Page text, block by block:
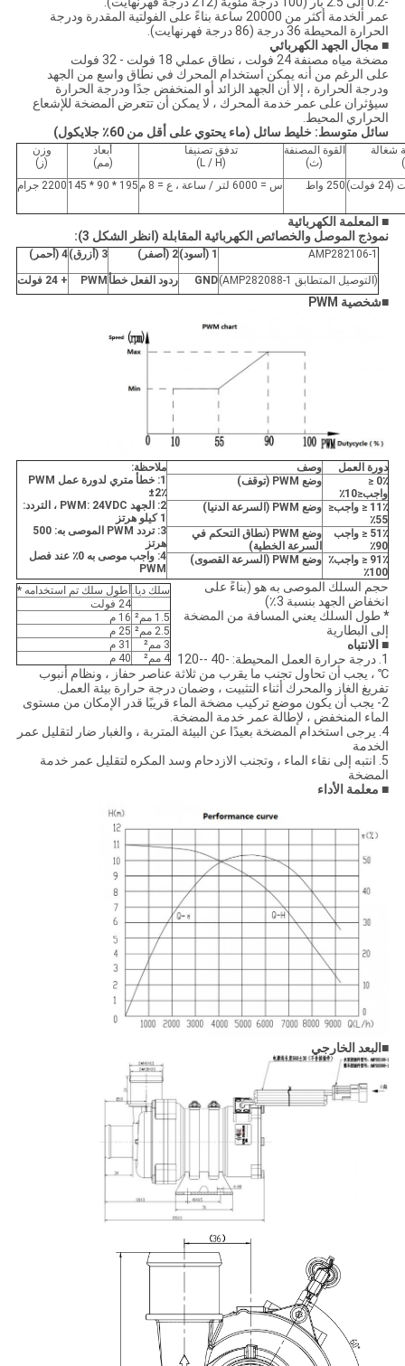
عمر الخدمة أكثر من 20000 ساعة بناءً على الفولتية المقدرة ودرجة
الحرارة المحيطة 36 درجة (86 درجة فهرنهايت).
■ مجال الجهد الكهربائي
مضخة مياه مصنفة 24 فولت ، نطاق عملي 18 فولت - 32 فولت
على الرغم من أنه يمكن استخدام المحرك في نطاق واسع من الجهد
ودرجة الحرارة ، إلا أن الجهد الزائد أو المنخفض جدًا ودرجة الحرارة
سيؤثران على عمر خدمة المحرك ، لا يمكن أن تتعرض المضخة للإشعاع
الحراري المحيط.
سائل متوسط: خليط سائل (ماء يحتوي على أقل من 60٪ جلايكول)
شغالة
القوة المصنفة
(ث)
تدفق تصنيفا
(L / H)
أبعاد
(مم)
وزن
(ز)
250 واط
س = 6000 لتر / ساعة ، ع = 8 م 195 * 90 * 145 2200 جرام
■ المعلمة الكهربائية
نموذج الموصل والخصائص الكهربائية المقابلة (انظر الشكل 3):
AMP282106-1 1 (أسود) 2 (أصفر) 3 (أزرق) 4 (أحمر)
(التوصيل المتطابق AMP282088-1) GND ردود الفعل خطأ PWM + 24 فولت
■شخصية PWM
دورة العمل وصف
ملاحظة:
1: خطأ متري لدورة عمل PWM
±2٪
2: الجهد PWM: 24VDC ، التردد:
1 كيلو هرتز
3:
تردد PWM الموصى به: 500
هرتز
4: واجب موصى به 0٪ عند فصل
PWM
0٪ ≤
واجب≤10٪
وضع PWM (توقف)
11٪ ≤ واجب≤
55٪
وضع PWM (السرعة الدنيا)
51٪ ≤ واجب
90٪
وضع PWM (نطاق التحكم في
السرعة الخطية)
91٪ ≤ واجب٪
100٪
وضع PWM (السرعة القصوى)
سلك ديا. أطول سلك تم استخدامه*
24 فولت
1.5 مم²
16 م
2.5 مم²
25 م
3 مم²
31 م
4 مم²
40 م
حجم السلك الموصى به هو (بناءً على
انخفاض الجهد بنسبة 3٪)
*طول السلك يعني المسافة من المضخة
إلى البطارية
■ الانتباه
1. درجة حرارة العمل المحيطة: -40 --120
℃ ، يجب أن تحاول تجنب ما يقرب من ثلاثة عناصر حفاز ، ونظام أنبوب
تفريغ الغاز والمحرك أثناء التثبيت ، وضمان درجة حرارة بيئة العمل.
2- يجب أن يكون موضع تركيب مضخة الماء قريبًا قدر الإمكان من مستوى
الماء المنخفض ، لإطالة عمر خدمة المضخة.
4. يرجى استخدام المضخة بعيدًا عن البيئة المتربة ، والغبار ضار لتقليل عمر
الخدمة
5. انتبه إلى نقاء الماء ، وتجنب الازدحام وسد المكره لتقليل عمر خدمة
المضخة
■ معلمة الأداء
■البعد الخارجي